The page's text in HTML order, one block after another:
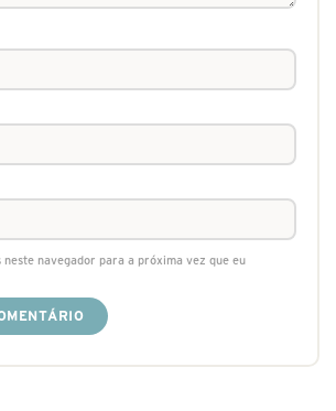
neste navegador para a próxima vez que eu